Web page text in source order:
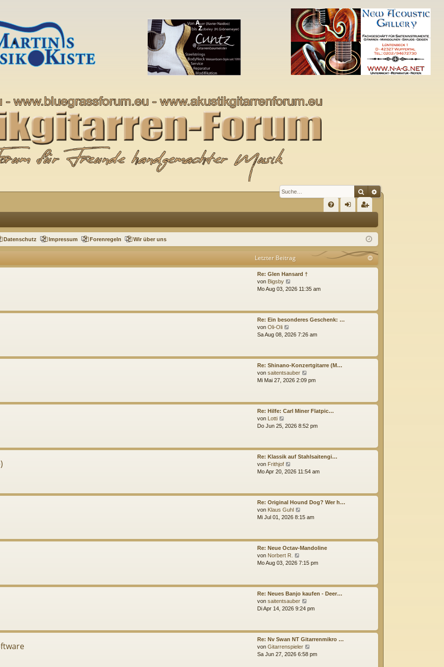
SucheErweiterte Suche
S
Q m
de
ist
re
Datenschutz Impressum Forenregeln Wir über uns
Letzter Beitrag
Re: Glen Hansard †
von Bigsby
e
s
t
r
i
t
r
a
Mo Aug 03, 2026 11:35 am
Re: Ein besonderes Geschenk: …
von Oli-Oli
e
s
e
r
i
a
Sa Aug 08, 2026 7:26 am
Re: Shinano-Konzertgitarre (M…
von saitentsauber
e
s
t
r
i
t
a
Mi Mai 27, 2026 2:09 pm
Re: Hilfe: Carl Miner Flatpic…
von Lotti
e
s
t
e
r
i
r
a
Do Jun 25, 2026 8:52 pm
Re: Klassik auf Stahlsaitengi…
von Frithjof
e
s
t
e
r
i
t
a
Mo Apr 20, 2026 11:54 am
Re: Original Hound Dog? Wer h…
von Klaus Guhl
e
s
t
r
i
t
r
a
Mi Jul 01, 2026 8:15 am
Re: Neue Octav-Mandoline
von Norbert R.
e
s
t
e
r
i
t
a
Mo Aug 03, 2026 7:15 pm
Re: Neues Banjo kaufen - Deer…
von saitentsauber
e
s
t
e
r
Di Apr 14, 2026 9:24 pm
Re: Nv Swan NT Gitarrenmikro …
von Gitarrenspieler
e
Sa Jun 27, 2026 6:58 pm